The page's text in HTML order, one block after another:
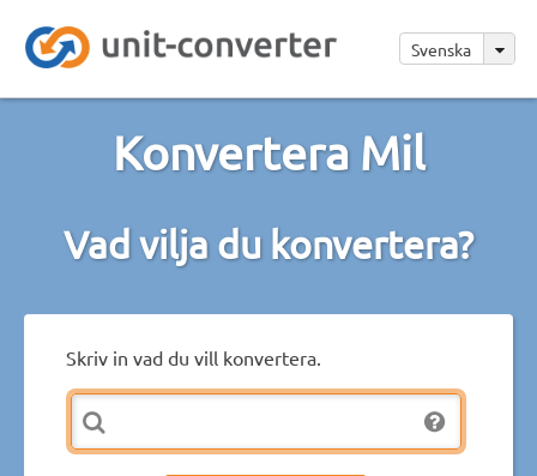
Svenska
Konvertera Mil
Vad vilja du konvertera?
Skriv in vad du vill konvertera.